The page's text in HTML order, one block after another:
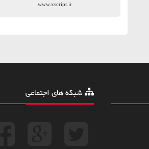
www.xscript.ir
شبکه های اجتماعی